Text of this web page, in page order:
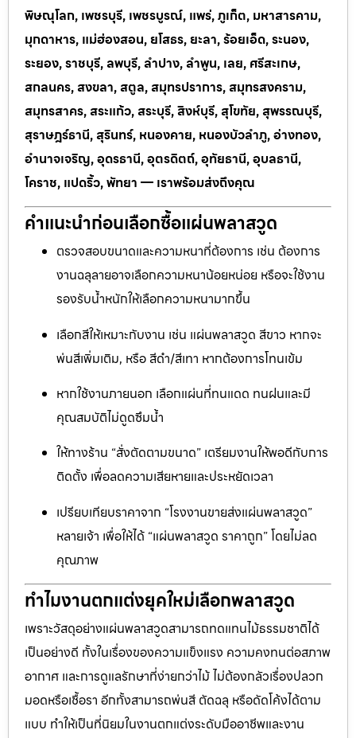
พิษณุโลก, เพชรบุรี, เพชรบูรณ์, แพร่, ภูเก็ต, มหาสารคาม,
มุกดาหาร, แม่ฮ่องสอน, ยโสธร, ยะลา, ร้อยเอ็ด, ระนอง,
ระยอง, ราชบุรี, ลพบุรี, ลำปาง, ลำพูน, เลย, ศรีสะเกษ,
สกลนคร, สงขลา, สตูล, สมุทรปราการ, สมุทรสงคราม,
สมุทรสาคร, สระแก้ว, สระบุรี, สิงห์บุรี, สุโขทัย, สุพรรณบุรี,
สุราษฎร์ธานี, สุรินทร์, หนองคาย, หนองบัวลำภู, อ่างทอง,
อำนาจเจริญ, อุดรธานี, อุตรดิตถ์, อุทัยธานี, อุบลธานี,
โคราช, แปดริ้ว, พัทยา — เราพร้อมส่งถึงคุณ
คำแนะนำก่อนเลือกซื้อแผ่นพลาสวูด
ตรวจสอบขนาดและความหนาที่ต้องการ เช่น ต้องการ
งานฉลุลายอาจเลือกความหนาน้อยหน่อย หรือจะใช้งาน
รองรับน้ำหนักให้เลือกความหนามากขึ้น
เลือกสีให้เหมาะกับงาน เช่น แผ่นพลาสวูด สีขาว หากจะ
พ่นสีเพิ่มเติม, หรือ สีดำ/สีเทา หากต้องการโทนเข้ม
หากใช้งานภายนอก เลือกแผ่นที่ทนแดด ทนฝนและมี
คุณสมบัติไม่ดูดซึมน้ำ
ให้ทางร้าน “สั่งตัดตามขนาด” เตรียมงานให้พอดีกับการ
ติดตั้ง เพื่อลดความเสียหายและประหยัดเวลา
เปรียบเทียบราคาจาก “โรงงานขายส่งแผ่นพลาสวูด”
หลายเจ้า เพื่อให้ได้ “แผ่นพลาสวูด ราคาถูก” โดยไม่ลด
คุณภาพ
ทำไมงานตกแต่งยุคใหม่เลือกพลาสวูด
เพราะวัสดุอย่างแผ่นพลาสวูดสามารถทดแทนไม้ธรรมชาติได้
เป็นอย่างดี ทั้งในเรื่องของความแข็งแรง ความคงทนต่อสภาพ
อากาศ และการดูแลรักษาที่ง่ายกว่าไม้ ไม่ต้องกลัวเรื่องปลวก
มอดหรือเชื้อรา อีกทั้งสามารถพ่นสี ตัดฉลุ หรือดัดโค้งได้ตาม
แบบ ทำให้เป็นที่นิยมในงานตกแต่งระดับมืออาชีพและงาน